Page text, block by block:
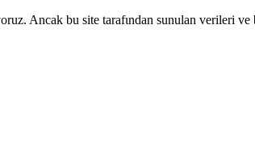
Ancak bu site tarafιndan sunulan verileri